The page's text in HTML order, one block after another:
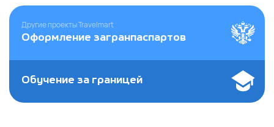
Другие проекты Travelmart
Оформление загранпаспартов
Обучение за границей